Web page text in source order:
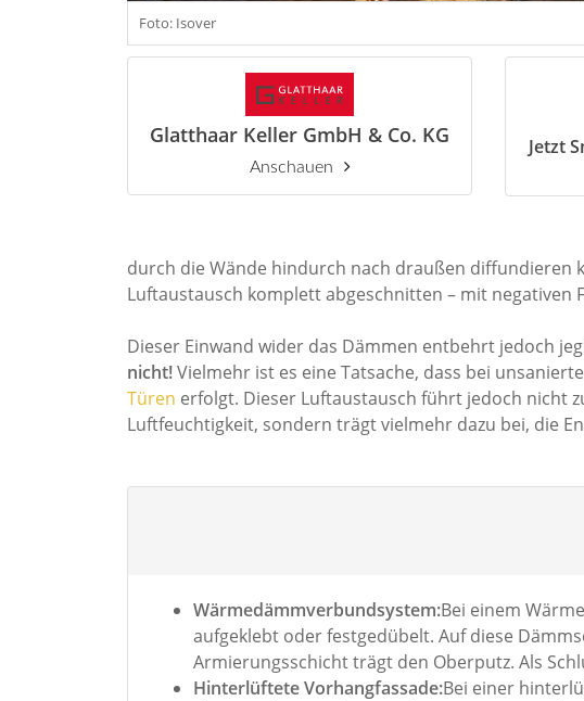
Foto: Isover
Glatthaar Keller GmbH & Co. KG
Anschauen
Jetzt
durch die Wände hindurch nach draußen diffundieren
Luftaustausch komplett abgeschnitten – mit negativen
Dieser Einwand wider das Dämmen entbehrt jedoch
nicht!Vielmehr ist es eine Tatsache, dass bei
Türen erfolgt. Dieser Luftaustausch führt jedoch nicht
Luftfeuchtigkeit, sondern trägt vielmehr dazu bei, die
Wärmedämmverbundsystem:Bei einem
aufgeklebt oder festgedübelt. Auf diese
Armierungsschicht trägt den Oberputz. Als
Hinterlüftete Vorhangfassade:Bei einer